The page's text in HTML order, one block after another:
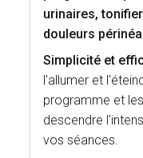
urinaires,
douleurs
Simplicité et
l'allumer et
programme et
descendre
vos séances.